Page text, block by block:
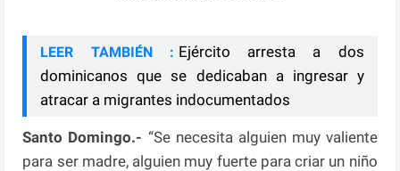
LEER TAMBIÉN : Ejército arresta a dos
dominicanos que se dedicaban a ingresar y
atracar a migrantes indocumentados
Santo Domingo.- “Se necesita alguien muy valiente
para ser madre, alguien muy fuerte para criar un niño